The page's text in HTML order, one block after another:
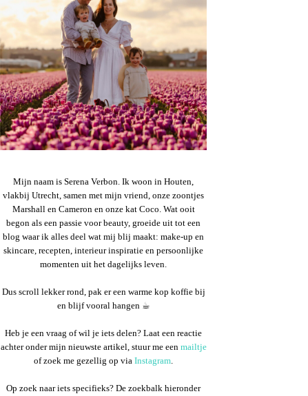
Mijn naam is Serena Verbon. Ik woon in Houten,
vlakbij Utrecht, samen met mijn vriend, onze zoontjes
Marshall en Cameron en onze kat Coco. Wat ooit
begon als een passie voor beauty, groeide uit tot een
blog waar ik alles deel wat mij blij maakt: make-up en
skincare, recepten, interieur inspiratie en persoonlijke
momenten uit het dagelijks leven.
Dus scroll lekker rond, pak er een warme kop koffie bij
en blijf vooral hangen ☕︎
Heb je een vraag of wil je iets delen? Laat een reactie
achter onder mijn nieuwste artikel, stuur me een mailtje
of zoek me gezellig op via Instagram.
Op zoek naar iets specifieks? De zoekbalk hieronder